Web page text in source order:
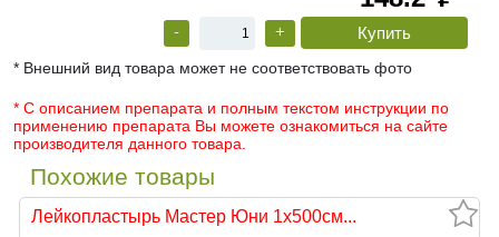
- +
* Внешний вид товара может не соответствовать фото
* С описанием препарата и полным текстом инструкции по
применению препарата Вы можете ознакомиться на сайте
производителя данного товара.
Похожие товары
Лейкопластырь Мастер Юни 1х500см...